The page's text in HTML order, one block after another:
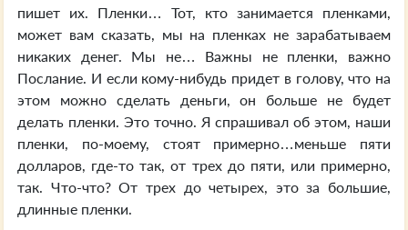
пишет их. Пленки… Тот, кто занимается пленками,
может вам сказать, мы на пленках не зарабатываем
никаких денег. Мы не… Важны не пленки, важно
Послание. И если кому-нибудь придет в голову, что на
этом можно сделать деньги, он больше не будет
делать пленки. Это точно. Я спрашивал об этом, наши
пленки, по-моему, стоят примерно…меньше пяти
долларов, где-то так, от трех до пяти, или примерно,
так. Что-что? От трех до четырех, это за большие,
длинные пленки.